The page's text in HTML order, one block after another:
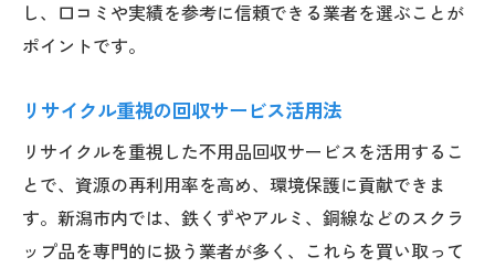
し、口コミや実績を参考に信頼できる業者を選ぶことが
ポイントです。
リサイクル重視の回収サービス活用法
リサイクルを重視した不用品回収サービスを活用するこ
とで、資源の再利用率を高め、環境保護に貢献できま
す。新潟市内では、鉄くずやアルミ、銅線などのスクラ
ップ品を専門的に扱う業者が多く、これらを買い取って